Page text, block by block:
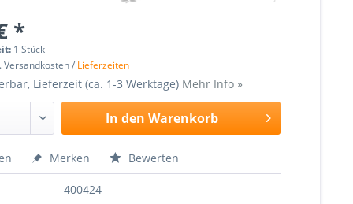
*
1 Stück
Versandkosten / Lieferzeiten
Lieferzeit (ca. 1-3 Werktage) Mehr Info »
In den Warenkorb
Merken Bewerten
400424